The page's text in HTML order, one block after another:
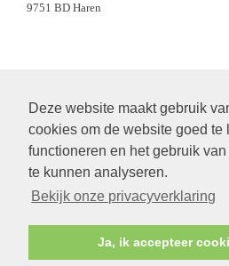
Deze website maakt gebruik
cookies om de website goed te
functioneren en het gebruik
te kunnen analyseren.
Bekijk onze privacyverklaring
Ja, ik accepteer
9751 BD Haren